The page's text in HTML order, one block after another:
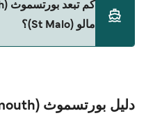
إلى جواز سفر للحيوان.
العبّارات بخصوص
الأليفة على العبّارة مع:
مالو (St Malo)؟
دليل بورتسموث (Portsmouth)